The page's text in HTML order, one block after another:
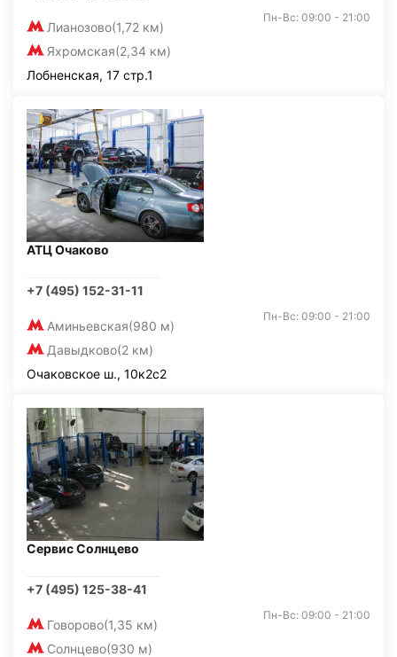
Лианозово(1,72 км)
Яхромская(2,34 км)
Пн-Вс: 09:00 - 21:00
Лобненская, 17 стр.1
АТЦ Очаково
+7 (495) 152-31-11
Аминьевская(980 м)
Давыдково(2 км)
Пн-Вс: 09:00 - 21:00
Очаковское ш., 10к2с2
Сервис Солнцево
+7 (495) 125-38-41
Говорово(1,35 км)
Солнцево(930 м)
Пн-Вс: 09:00 - 21:00